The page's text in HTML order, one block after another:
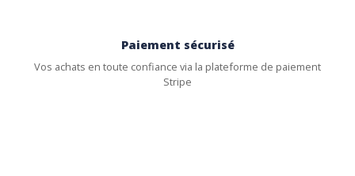
Paiement sécurisé
Vos achats en toute confiance via la plateforme de paiement
Stripe